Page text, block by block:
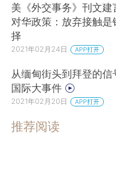
美《外交事务》刊文建
对华政策：放弃接触是
择
2021年02月24日 APP打开
从缅甸街头到拜登的
国际大事件
2021年02月20日 APP打开
推荐阅读